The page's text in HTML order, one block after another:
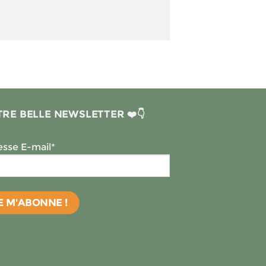
BELLE NEWSLETTER ❤️👇
E-mail*